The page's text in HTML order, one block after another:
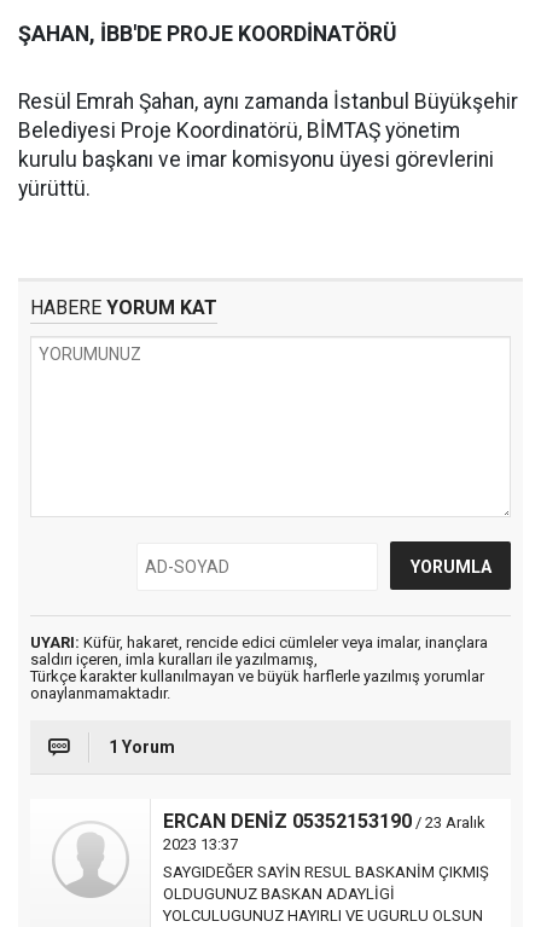
ŞAHAN, İBB'DE PROJE KOORDİNATÖRÜ
Resül Emrah Şahan, aynı zamanda İstanbul Büyükşehir
Belediyesi Proje Koordinatörü, BİMTAŞ yönetim
kurulu başkanı ve imar komisyonu üyesi görevlerini
yürüttü.
HABERE YORUM KAT
UYARI: Küfür, hakaret, rencide edici cümleler veya imalar, inançlara
saldırı içeren, imla kuralları ile yazılmamış,
Türkçe karakter kullanılmayan ve büyük harflerle yazılmış yorumlar
onaylanmamaktadır.
1 Yorum
ERCAN DENİZ 05352153190 / 23 Aralık
2023 13:37
SAYGIDEĞER SAYİN RESUL BASKANİM ÇIKMIŞ
OLDUGUNUZ BASKAN ADAYLİGİ
YOLCULUGUNUZ HAYIRLI VE UGURLU OLSUN